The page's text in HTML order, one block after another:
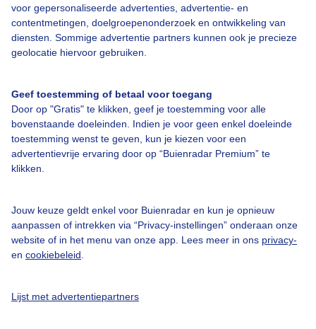
voor gepersonaliseerde advertenties, advertentie- en
contentmetingen, doelgroepenonderzoek en ontwikkeling van
diensten. Sommige advertentie partners kunnen ook je precieze
geolocatie hiervoor gebruiken.
Geef toestemming of betaal voor toegang
Door op "Gratis" te klikken, geef je toestemming voor alle
bovenstaande doeleinden. Indien je voor geen enkel doeleinde
toestemming wenst te geven, kun je kiezen voor een
advertentievrije ervaring door op “Buienradar Premium” te
klikken.
Jouw keuze geldt enkel voor Buienradar en kun je opnieuw
aanpassen of intrekken via “Privacy-instellingen” onderaan onze
website of in het menu van onze app. Lees meer in ons privacy-
en cookiebeleid
Lijst met advertentiepartners
Over Buienradar
Contact
Toegankelijkheid
Gebruikersvoorwaarden
Buienradar Team
Privacy beleid
Cookie beleid
Gratis weerdata